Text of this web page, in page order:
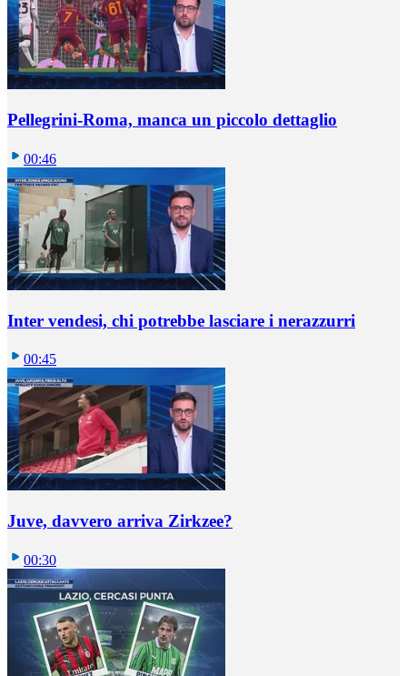
Pellegrini-Roma, manca un piccolo dettaglio
00:46
Inter vendesi, chi potrebbe lasciare i nerazzurri
00:45
Juve, davvero arriva Zirkzee?
00:30